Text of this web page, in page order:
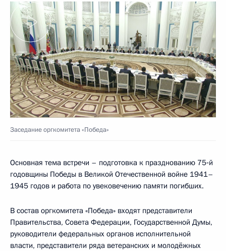
Заседание оргкомитета «Победа»
Основная тема встречи – подготовка к празднованию 75‑й
годовщины Победы в Великой Отечественной войне 1941–
1945 годов и работа по увековечению памяти погибших.
В состав оргкомитета «Победа» входят представители
Правительства, Совета Федерации, Государственной Думы,
руководители федеральных органов исполнительной
власти, представители ряда ветеранских и молодёжных